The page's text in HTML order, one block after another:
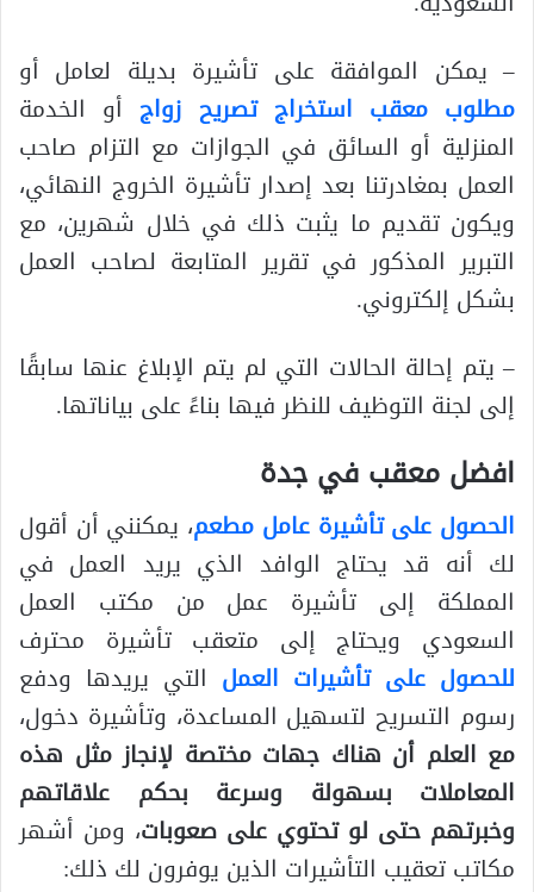
– يمكن الموافقة على تأشيرة بديلة لعامل أو
مطلوب معقب استخراج تصريح زواج أو الخدمة
المنزلية أو السائق في الجوازات مع التزام صاحب
العمل بمغادرتنا بعد إصدار تأشيرة الخروج النهائي،
ويكون تقديم ما يثبت ذلك في خلال شهرين، مع
التبرير المذكور في تقرير المتابعة لصاحب العمل
بشكل إلكتروني.
– يتم إحالة الحالات التي لم يتم الإبلاغ عنها سابقًا
إلى لجنة التوظيف للنظر فيها بناءً على بياناتها.
افضل معقب في جدة
الحصول على تأشيرة عامل مطعم، يمكنني أن أقول
لك أنه قد يحتاج الوافد الذي يريد العمل في
المملكة إلى تأشيرة عمل من مكتب العمل
السعودي ويحتاج إلى متعقب تأشيرة محترف
للحصول على تأشيرات العمل التي يريدها ودفع
رسوم التسريح لتسهيل المساعدة، وتأشيرة دخول،
مع العلم أن هناك جهات مختصة لإنجاز مثل هذه
المعاملات بسهولة وسرعة بحكم علاقاتهم
وخبرتهم حتى لو تحتوي على صعوبات، ومن أشهر
مكاتب تعقيب التأشيرات الذين يوفرون لك ذلك: